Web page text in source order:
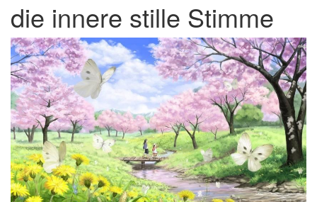
die innere stille Stimme